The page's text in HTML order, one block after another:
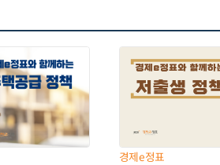
경제e정표